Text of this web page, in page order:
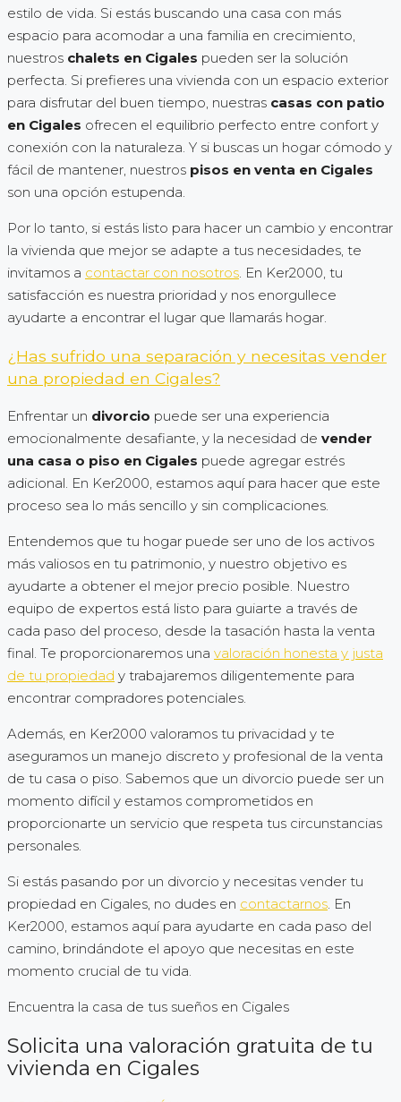
estilo de vida. Si estás buscando una casa con más
espacio para acomodar a una familia en crecimiento,
nuestros chalets en Cigales pueden ser la solución
perfecta. Si prefieres una vivienda con un espacio exterior
para disfrutar del buen tiempo, nuestras casas con patio
en Cigales ofrecen el equilibrio perfecto entre confort y
conexión con la naturaleza. Y si buscas un hogar cómodo y
fácil de mantener, nuestros pisos en venta en Cigales
son una opción estupenda.
Por lo tanto, si estás listo para hacer un cambio y encontrar
la vivienda que mejor se adapte a tus necesidades, te
invitamos a contactar con nosotros. En Ker2000, tu
satisfacción es nuestra prioridad y nos enorgullece
ayudarte a encontrar el lugar que llamarás hogar.
¿Has sufrido una separación y necesitas vender
una propiedad en Cigales?
Enfrentar un divorcio puede ser una experiencia
emocionalmente desafiante, y la necesidad de vender
una casa o piso en Cigales puede agregar estrés
adicional. En Ker2000, estamos aquí para hacer que este
proceso sea lo más sencillo y sin complicaciones.
Entendemos que tu hogar puede ser uno de los activos
más valiosos en tu patrimonio, y nuestro objetivo es
ayudarte a obtener el mejor precio posible. Nuestro
equipo de expertos está listo para guiarte a través de
cada paso del proceso, desde la tasación hasta la venta
final. Te proporcionaremos una valoración honesta y justa
de tu propiedad y trabajaremos diligentemente para
encontrar compradores potenciales.
Además, en Ker2000 valoramos tu privacidad y te
aseguramos un manejo discreto y profesional de la venta
de tu casa o piso. Sabemos que un divorcio puede ser un
momento difícil y estamos comprometidos en
proporcionarte un servicio que respeta tus circunstancias
personales.
Si estás pasando por un divorcio y necesitas vender tu
propiedad en Cigales, no dudes en contactarnos. En
Ker2000, estamos aquí para ayudarte en cada paso del
camino, brindándote el apoyo que necesitas en este
momento crucial de tu vida.
Encuentra la casa de tus sueños en Cigales
Solicita una valoración gratuita de tu
vivienda en Cigales